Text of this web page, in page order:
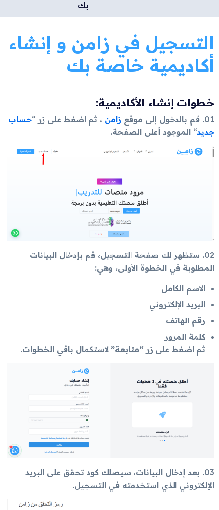
بك
التسجيل في زامن و إنشاء
أكاديمية خاصة بك
خطوات إنشاء الأكاديمية:
01. قم بالدخول إلى موقع زامن ، ثم اضغط على زر “حساب
جديد“ الموجود أعلى الصفحة.
02. ستظهر لك صفحة التسجيل، قم بإدخال البيانات
المطلوبة في الخطوة الأولى، وهي:
الاسم الكامل
البريد الإلكتروني
رقم الهاتف
كلمة المرور
ثم اضغط على زر “متابعة” لاستكمال باقي الخطوات.
03. بعد إدخال البيانات، سيصلك كود تحقق على البريد
الإلكتروني الذي استخدمته في التسجيل.